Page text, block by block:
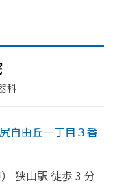
科
自由丘一丁目３番
狭山駅 徒歩 3 分